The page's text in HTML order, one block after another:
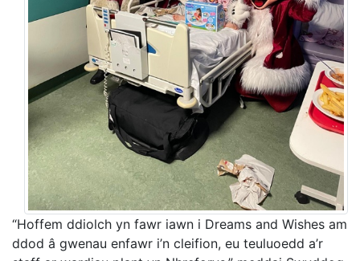
“Hoffem ddiolch yn fawr iawn i Dreams and Wishes am
ddod â gwenau enfawr i’n cleifion, eu teuluoedd a’r